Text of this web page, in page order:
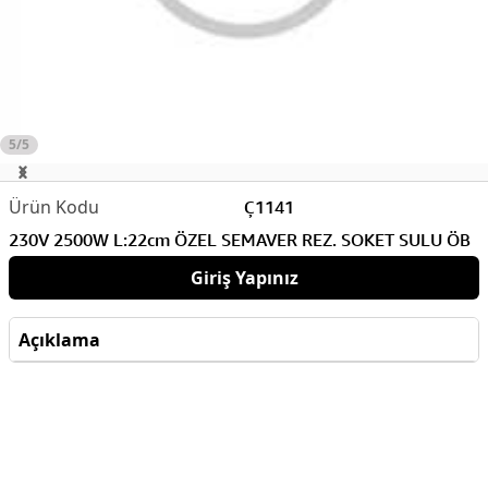
5/5
Ç1141
230V 2500W L:22cm ÖZEL SEMAVER REZ. SOKET SULU ÖB
Giriş Yapınız
Açıklama